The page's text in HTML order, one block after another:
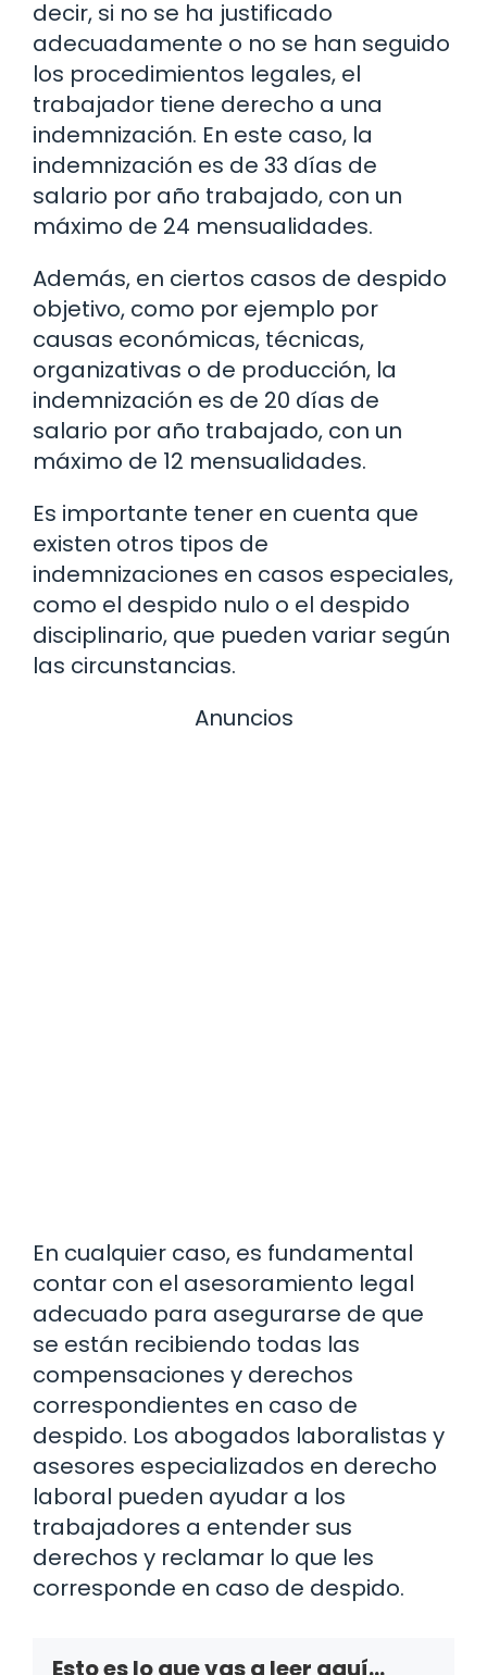
decir, si no se ha justificado
adecuadamente o no se han seguido
los procedimientos legales, el
trabajador tiene derecho a una
indemnización. En este caso, la
indemnización es de 33 días de
salario por año trabajado, con un
máximo de 24 mensualidades.
Además, en ciertos casos de despido
objetivo, como por ejemplo por
causas económicas, técnicas,
organizativas o de producción, la
indemnización es de 20 días de
salario por año trabajado, con un
máximo de 12 mensualidades.
Es importante tener en cuenta que
existen otros tipos de
indemnizaciones en casos especiales,
como el despido nulo o el despido
disciplinario, que pueden variar según
las circunstancias.
Anuncios
En cualquier caso, es fundamental
contar con el asesoramiento legal
adecuado para asegurarse de que
se están recibiendo todas las
compensaciones y derechos
correspondientes en caso de
despido. Los abogados laboralistas y
asesores especializados en derecho
laboral pueden ayudar a los
trabajadores a entender sus
derechos y reclamar lo que les
corresponde en caso de despido.
Esto es lo que vas a leer aquí...